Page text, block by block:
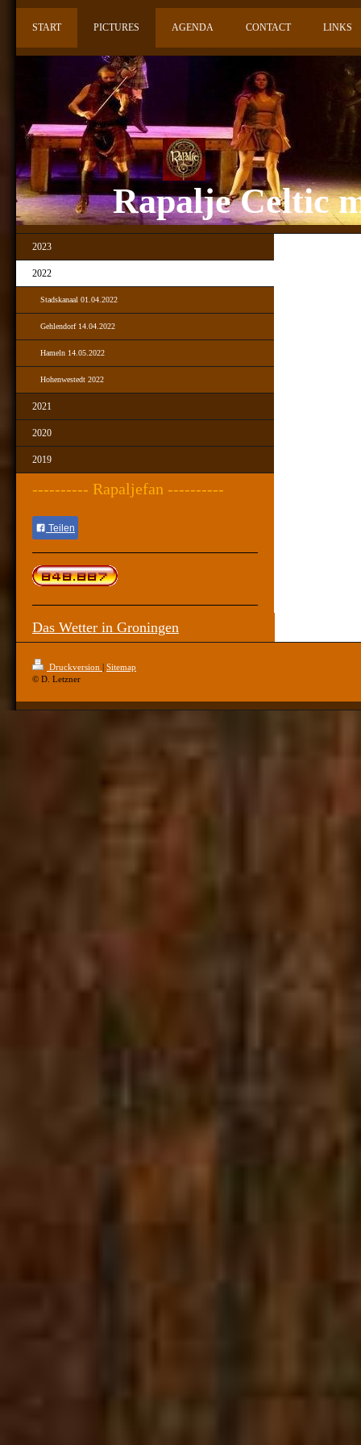
START PICTURES AGENDA CONTACT LINKS
Rapalje Celtic
2023
2022
Stadskanaal 01.04.2022
Gehlendorf 14.04.2022
Hameln 14.05.2022
Hohenwestedt 2022
2021
2020
2019
---------- Rapaljefan ----------
Teilen
Das Wetter in Groningen
Druckversion | Sitemap
© D. Letzner